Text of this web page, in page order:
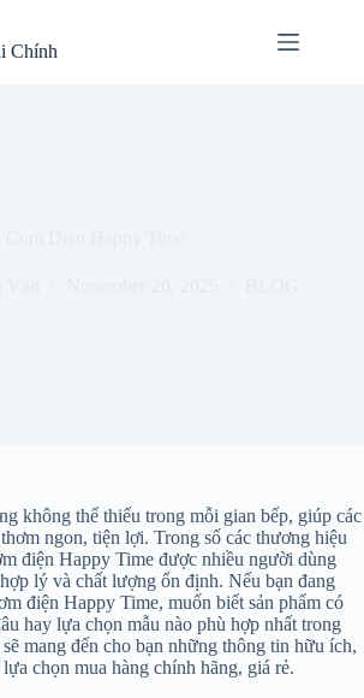
Chính
không thể thiếu trong mỗi gian bếp, giúp các
ngon, tiện lợi. Trong số các thương hiệu
điện Happy Time được nhiều người dùng
lý và chất lượng ổn định. Nếu bạn đang
điện Happy Time, muốn biết sản phẩm có
hay lựa chọn mẫu nào phù hợp nhất trong
mang đến cho bạn những thông tin hữu ích,
chọn mua hàng chính hãng, giá rẻ.